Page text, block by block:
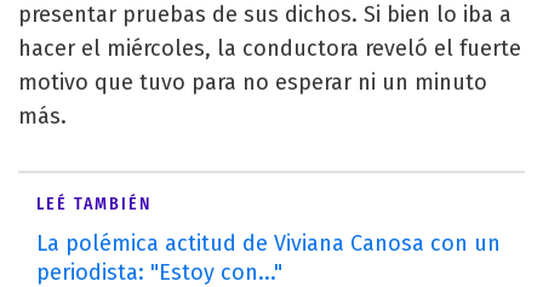
presentar pruebas de sus dichos. Si bien lo iba a
hacer el miércoles, la conductora reveló el fuerte
motivo que tuvo para no esperar ni un minuto
más.
LEÉ TAMBIÉN
La polémica actitud de Viviana Canosa con un
periodista: "Estoy con..."